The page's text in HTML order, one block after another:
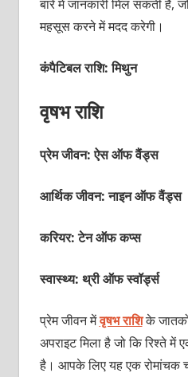
बारे में जानकारी मिल सकती है,
महसूस करने में मदद करेगी।
कंपैटिबल राशि: मिथुन
वृषभ राशि
प्रेम जीवन: ऐस ऑफ वैंड्स
आर्थिक जीवन: नाइन ऑफ वैंड्स
करियर: टेन ऑफ कप्‍स
स्वास्थ्य: थ्री ऑफ स्‍वॉर्ड्स
प्रेम जीवन मेंवृषभ राशिके
अपराइट मिला है जो कि रिश्‍ते
है। आपके लिए यह एक रोमांचक